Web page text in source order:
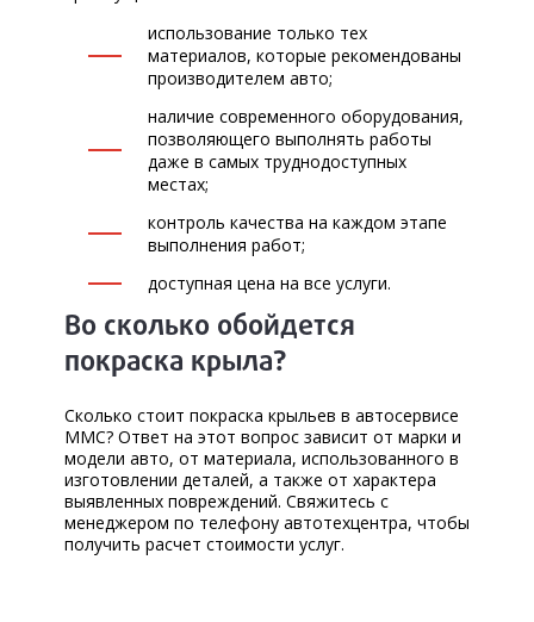
использование только тех
материалов, которые рекомендованы
производителем авто;
наличие современного оборудования,
позволяющего выполнять работы
даже в самых труднодоступных
местах;
контроль качества на каждом этапе
выполнения работ;
доступная цена на все услуги.
Во сколько обойдется
покраска крыла?
Сколько стоит покраска крыльев в автосервисе
MMC? Ответ на этот вопрос зависит от марки и
модели авто, от материала, использованного в
изготовлении деталей, а также от характера
выявленных повреждений. Свяжитесь с
менеджером по телефону автотехцентра, чтобы
получить расчет стоимости услуг.